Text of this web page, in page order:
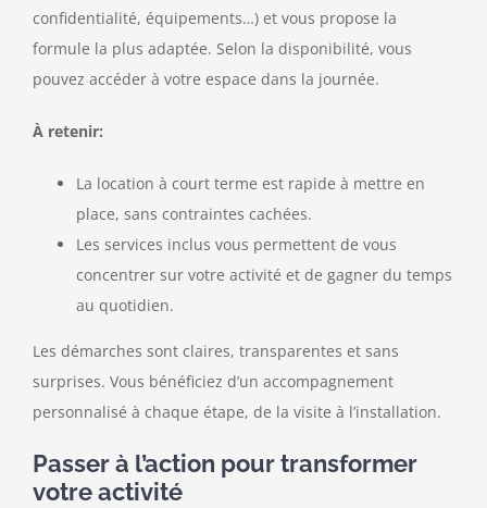
confidentialité, équipements…) et vous propose la
formule la plus adaptée. Selon la disponibilité, vous
pouvez accéder à votre espace dans la journée.
À retenir:
La location à court terme est rapide à mettre en
place, sans contraintes cachées.
Les services inclus vous permettent de vous
concentrer sur votre activité et de gagner du temps
au quotidien.
Les démarches sont claires, transparentes et sans
surprises. Vous bénéficiez d’un accompagnement
personnalisé à chaque étape, de la visite à l’installation.
Passer à l’action pour transformer
votre activité